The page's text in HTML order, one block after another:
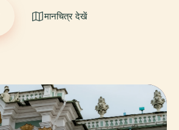
मानचित्र देखें